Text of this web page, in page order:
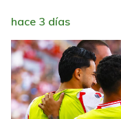
hace 3 días